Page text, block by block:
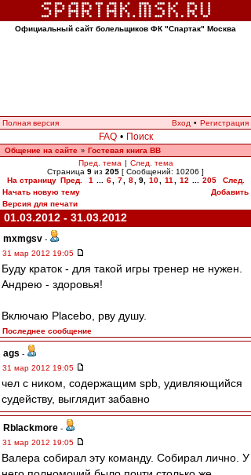
Официальный сайт болельщиков ФК "Спартак" Москва
Полная версия Вход • Регистрация
FAQ • Поиск
Общение на сайте » Гостевая книга ВВ
Пред. тема | След. тема
Страница 9 из 205 [ Сообщений: 10206 ]
На страницу Пред. 1 6 7 8 9, 10 11 12 205
След.
Начать новую тему
Добавить
Версия для печати
01.03.2012 - 31.03.2012
mxmgsv -
31 мар 2012 19:05
Буду краток - для такой игры тренер не нужен.
Андрею - здоровья!
Включаю Placebo, рву душу.
Последнее сообщение
ags -
31 мар 2012 19:05
чел с ником, содержащим spb, удивляющийся
судейству, выглядит забавно
Rblackmore -
31 мар 2012 19:05
Валера собирал эту команду. Собирал лично. У